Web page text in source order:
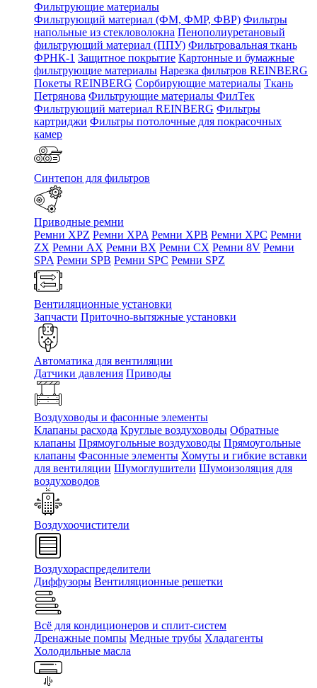
Фильтрующие материалы
Фильтрующий материал (ФМ, ФМР, ФВР) Фильтры
напольные из стекловолокна Пенополиуретановый
фильтрующий материал (ППУ) Фильтровальная ткань
ФРНК-1 Защитное покрытие Картонные и бумажные
фильтрующие материалы Нарезка фильтров REINBERG
Покеты REINBERG Сорбирующие материалы Ткань
Петрянова Фильтрующие материалы ФилТек
Фильтрующий материал REINBERG Фильтры
картриджи Фильтры потолочные для покрасочных
камер
Синтепон для фильтров
Приводные ремни
Ремни XPZ Ремни XPA Ремни XPB Ремни XPC Ремни
ZX Ремни AX Ремни BX Ремни CX Ремни 8V Ремни
SPA Ремни SPB Ремни SPC Ремни SPZ
Вентиляционные установки
Запчасти Приточно-вытяжные установки
Автоматика для вентиляции
Датчики давления Приводы
Воздуховоды и фасонные элементы
Клапаны расхода Круглые воздуховоды Обратные
клапаны Прямоугольные воздуховоды Прямоугольные
клапаны Фасонные элементы Хомуты и гибкие вставки
для вентиляции Шумоглушители Шумоизоляция для
воздуховодов
Воздухоочистители
Воздухораспределители
Диффузоры Вентиляционные решетки
Всё для кондиционеров и сплит-систем
Дренажные помпы Медные трубы Хладагенты
Холодильные масла